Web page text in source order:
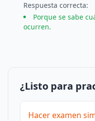
Respuesta correcta:
Porque se sabe
ocurren.
¿Listo para
Hacer examen